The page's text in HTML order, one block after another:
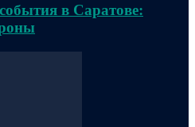
в Саратове: